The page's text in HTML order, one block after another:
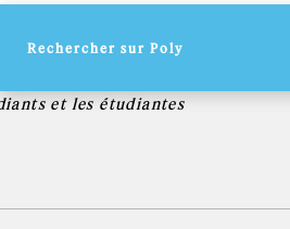
et les étudiantes